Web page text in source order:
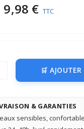
9,98 € TTC
& GARANTIES
sensibles,